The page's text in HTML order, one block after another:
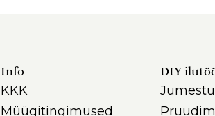
Info
KKK
Müügitingimused
DIY